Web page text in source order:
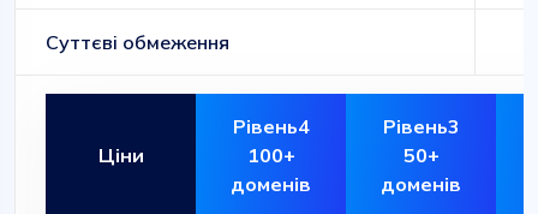
Суттєві обмеження
Ціни
Рівень4
100+
доменів
Рівень3
50+
доменів